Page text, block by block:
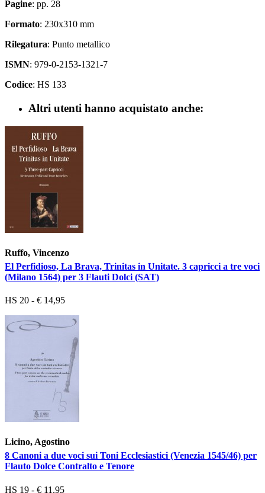
Pagine: pp. 28
Formato: 230x310 mm
Rilegatura: Punto metallico
ISMN: 979-0-2153-1321-7
Codice: HS 133
Altri utenti hanno acquistato anche:
Ruffo, Vincenzo
El Perfidioso, La Brava, Trinitas in Unitate. 3 capricci a tre voci
(Milano 1564) per 3 Flauti Dolci (SAT)
HS 20 - € 14,95
Licino, Agostino
8 Canoni a due voci sui Toni Ecclesiastici (Venezia 1545/46) per
Flauto Dolce Contralto e Tenore
HS 19 - € 11,95